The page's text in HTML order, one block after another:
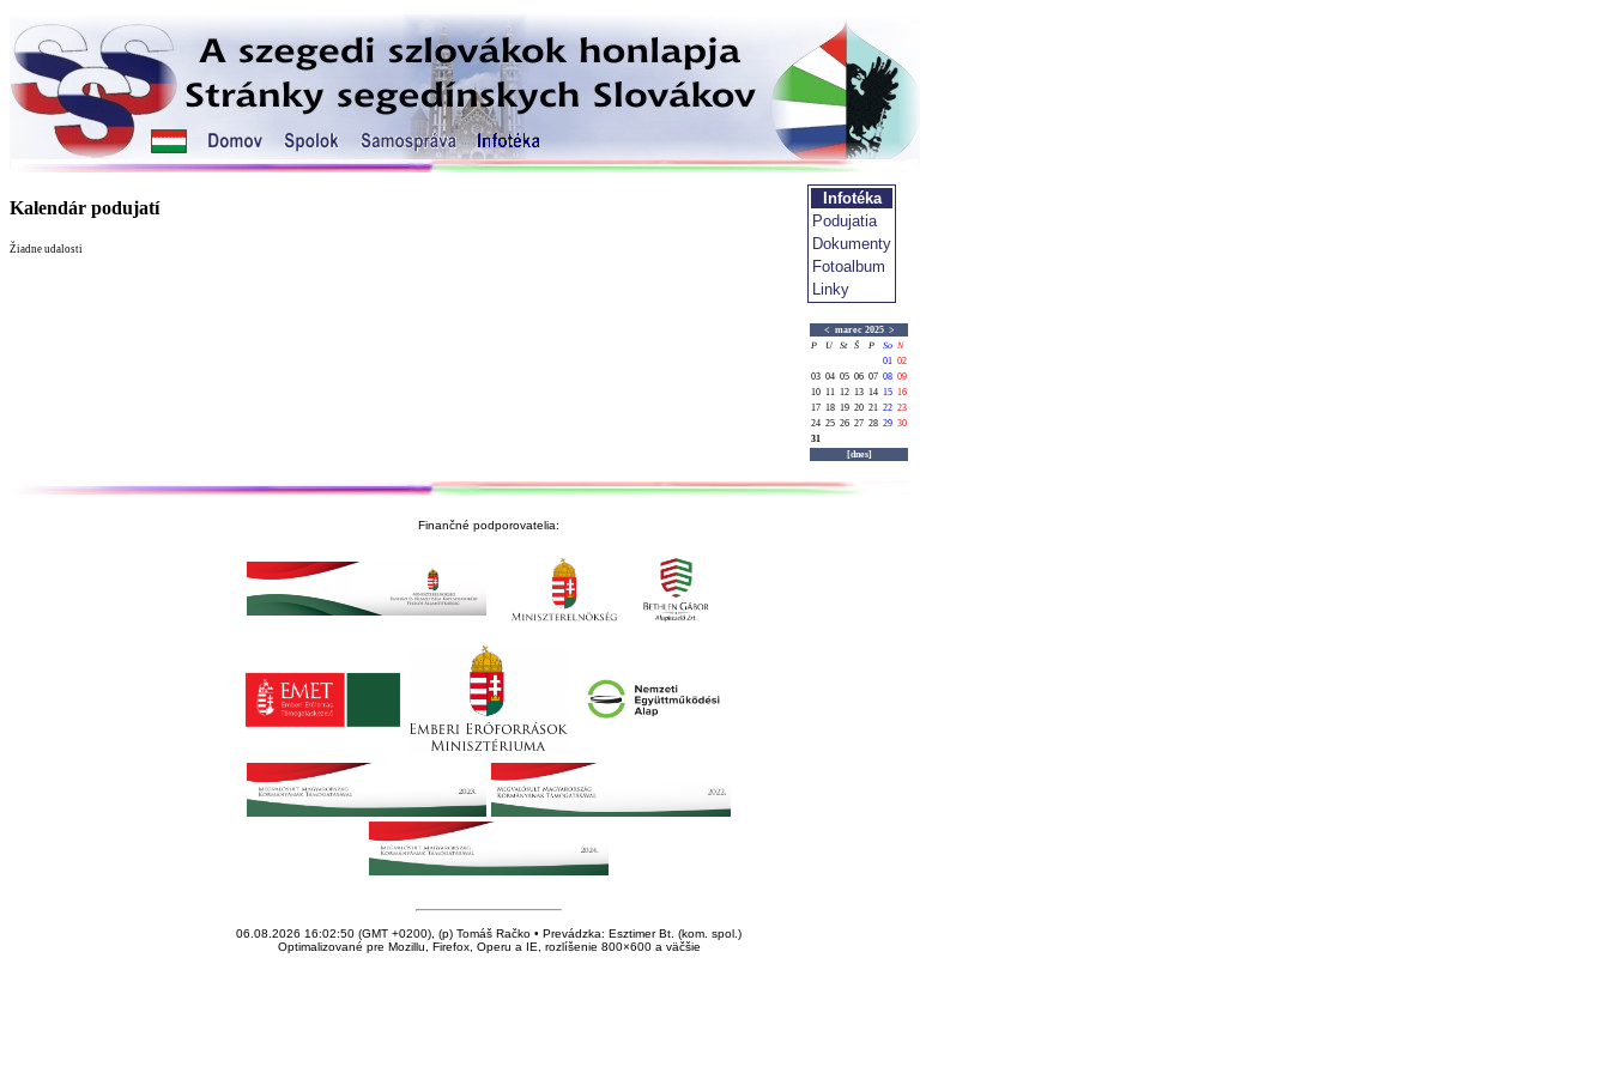
Kalendár podujatí
Žiadne udalosti
Infotéka
Podujatia
Dokumenty
Fotoalbum
Linky
< marec 2025 >
P
U St Š P So N
01 02
03 04 05 06 07 08 09
10 11 12 13 14 15 16
17 18 19 20 21 22 23
24 25 26 27 28 29 30
31
[dnes]
Finančné podporovatelia:
06.08.2026 16:02:50 (GMT +0200), (p) Tomáš Račko • Prevádzka: Esztimer Bt. (kom. spol.)
Optimalizované pre Mozillu, Firefox, Operu a IE, rozlíšenie 800×600 a väčšie